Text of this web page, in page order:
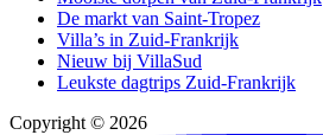
De markt van Saint-Tropez
Villa’s in Zuid-Frankrijk
Nieuw bij VillaSud
Leukste dagtrips Zuid-Frankrijk
Copyright © 2026